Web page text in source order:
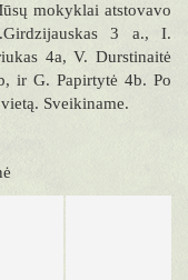
mokyklai atstovavo
3 a., I.
4a, V. Durstinaitė
ir G. Papirtytė 4b. Po
Sveikiname.